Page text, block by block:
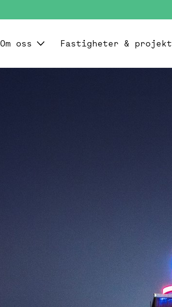
Om oss Fastigheter & projekt